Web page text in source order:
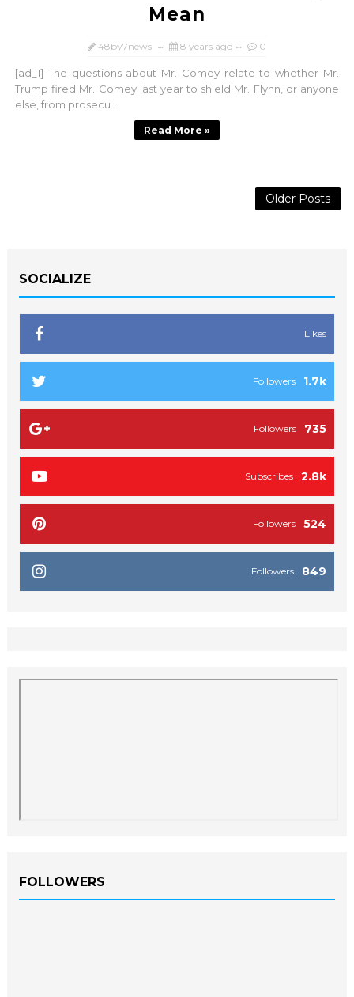
Mean
48by7news 8 years ago 0
[ad_1] The questions about Mr. Comey relate to whether Mr.
Trump fired Mr. Comey last year to shield Mr. Flynn, or anyone
else, from prosecu...
Read More »
Older Posts
SOCIALIZE
Likes
1.7k
Followers
735
Followers
2.8k
Subscribes
524
Followers
849
Followers
FOLLOWERS